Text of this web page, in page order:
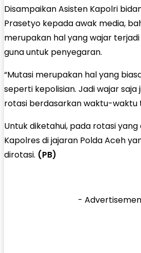
Disampaikan Asisten Kapolri
Prasetyo kepada awak media,
merupakan hal yang wajar
guna untuk penyegaran.
“Mutasi merupakan hal yang
seperti kepolisian. Jadi wajar saja
rotasi berdasarkan waktu-waktu
Untuk diketahui, pada rotasi yang
Kapolres di jajaran Polda Aceh
dirotasi. (PB)
-